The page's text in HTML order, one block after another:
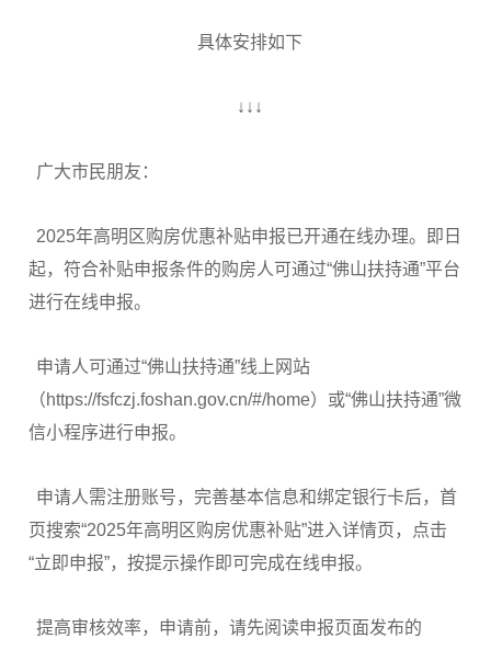
具体安排如下
↓↓↓
广大市民朋友：
2025年高明区购房优惠补贴申报已开通在线办理。即日
起，符合补贴申报条件的购房人可通过“佛山扶持通”平台
进行在线申报。
申请人可通过“佛山扶持通”线上网站
（https://fsfczj.foshan.gov.cn/#/home）或“佛山扶持通”微
信小程序进行申报。
申请人需注册账号，完善基本信息和绑定银行卡后，首
页搜索“2025年高明区购房优惠补贴”进入详情页，点击
“立即申报”，按提示操作即可完成在线申报。
提高审核效率，申请前，请先阅读申报页面发布的